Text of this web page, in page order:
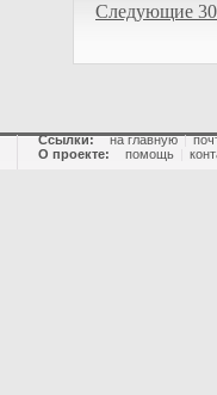
Следующие
Ссылки: на главную |
О проекте:
помощь